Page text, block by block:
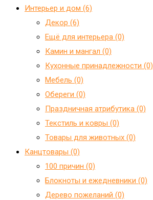
Интерьер и дом (6)
Декор (6)
Ещё для интерьера (0)
Камин и мангал (0)
Кухонные принадлежности (0)
Мебель (0)
Обереги (0)
Праздничная атрибутика (0)
Текстиль и ковры (0)
Товары для животных (0)
Канцтовары (0)
100 причин (0)
Блокноты и ежедневники (0)
Дерево пожеланий (0)